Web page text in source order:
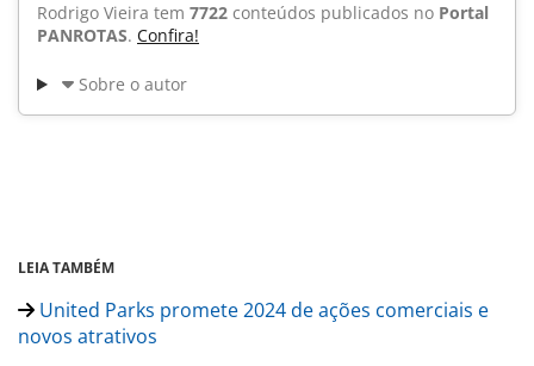
Rodrigo Vieira tem 7722 conteúdos publicados no Portal
PANROTAS. Confira!
Sobre o autor
LEIA TAMBÉM
United Parks promete 2024 de ações comerciais e
novos atrativos